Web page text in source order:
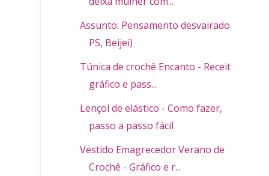
Assunto: Pensamento desvairado (
PS, Beijei)
Túnica de crochê Encanto - Receita,
gráfico e pass...
Lençol de elástico - Como fazer,
passo a passo fácil
Vestido Emagrecedor Verano de
Crochê - Gráfico e r...